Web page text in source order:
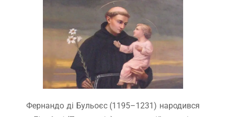
Фернандо ді Бульоєс (1195–1231) народився